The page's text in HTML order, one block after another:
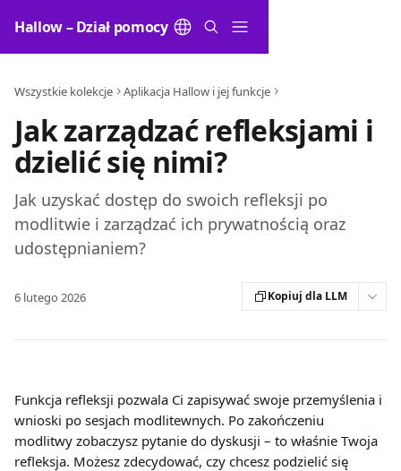
Hallow – Dział pomocy
Wszystkie kolekcje Aplikacja Hallow i jej funkcje
Jak zarządzać refleksjami i
dzielić się nimi?
Jak uzyskać dostęp do swoich refleksji po
modlitwie i zarządzać ich prywatnością oraz
udostępnianiem?
6 lutego 2026 Kopiuj dla LLM
Funkcja refleksji pozwala Ci zapisywać swoje przemyślenia i
wnioski po sesjach modlitewnych. Po zakończeniu
modlitwy zobaczysz pytanie do dyskusji – to właśnie Twoja
refleksja. Możesz zdecydować, czy chcesz podzielić się